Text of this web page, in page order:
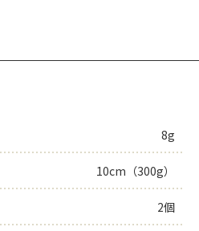
8g
10cm（300g）
2個